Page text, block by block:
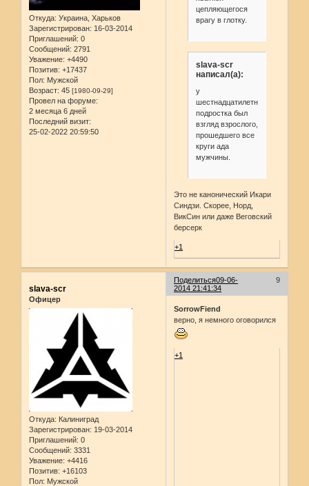
Откуда: Украина, Харьков
Зарегистрирован: 16-03-2014
Приглашений: 0
Сообщений: 2791
Уважение: +4490
Позитив: +17437
Пол: Мужской
Возраст: 45 [1980-09-29]
Провел на форуме:
2 месяца 6 дней
Последний визит:
25-02-2022 20:59:50
цепляющегося
врагу в глотку.
slava-scr
написал(а):
у
шестнадцатилетнего
подростка был
взгляд взрослого,
прошедшего все
круги ада
мужчины.
Это не канонический Икари
Синдзи. Скорее, Норд,
ВикСин или даже Веговский
берсерк
+1
Поделиться 9
09-06-
2014 21:41:34
slava-scr
Офицер
Откуда: Калиниград
Зарегистрирован: 19-03-2014
Приглашений: 0
Сообщений: 3331
Уважение: +4416
Позитив: +16103
Пол: Мужской
SorrowFiend
верно, я немного оговорился
+1